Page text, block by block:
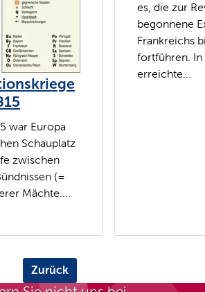
war Europa
Schauplatz
zwischen
(=
Mächte....
es, die zur
begonnene
Frankreichs
fortführen. In
erreichte...
Zurück